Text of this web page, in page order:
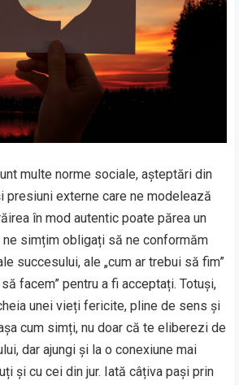
multe norme sociale, așteptări din
presiuni externe care ne modelează
în mod autentic poate părea un
ne simțim obligați să ne conformăm
succesului, ale „cum ar trebui să fim”
facem” pentru a fi acceptați. Totuși,
unei vieți fericite, pline de sens și
cum simți, nu doar că te eliberezi de
dar ajungi și la o conexiune mai
și cu cei din jur. Iată câțiva pași prin